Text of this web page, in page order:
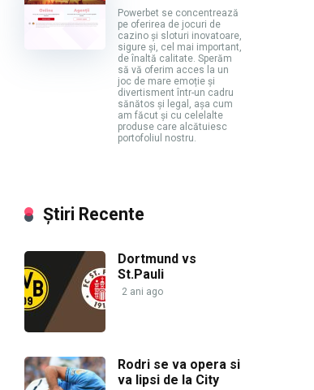
Powerbet se concentrează
pe oferirea de jocuri de
cazino și sloturi inovatoare,
sigure și, cel mai important,
de înaltă calitate. Sperăm
să vă oferim acces la un
joc de mare emoție și
divertisment într-un cadru
sănătos și legal, așa cum
am făcut și cu celelalte
produse care alcătuiesc
portofoliul nostru.
Știri Recente
Dortmund vs
St.Pauli
2 ani ago
Rodri se va opera si
va lipsi de la City